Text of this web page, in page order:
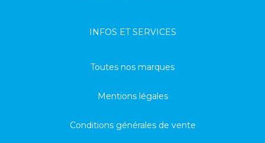
INFOS ET SERVICES
Toutes nos marques
Mentions légales
Conditions générales de vente